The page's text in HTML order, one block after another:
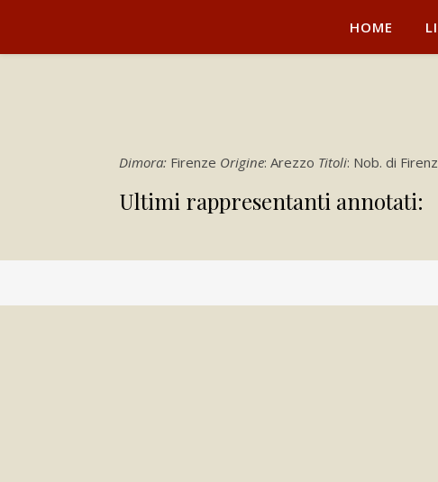
HOME
Dimora: Firenze Origine: Arezzo Titoli: Nob. di
Ultimi rappresentanti annotati: